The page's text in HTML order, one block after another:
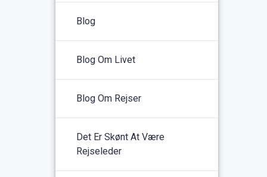
Blog
Blog Om Livet
Blog Om Rejser
Det Er Skønt At Være
Rejseleder